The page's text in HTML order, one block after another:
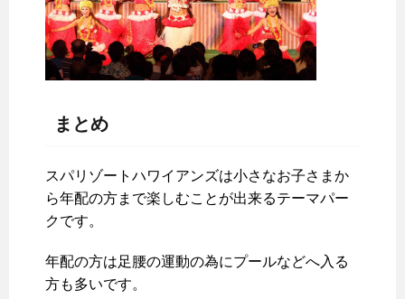
まとめ
スパリゾートハワイアンズは小さなお子さまか
ら年配の方まで楽しむことが出来るテーマパー
クです。
年配の方は足腰の運動の為にプールなどへ入る
方も多いです。